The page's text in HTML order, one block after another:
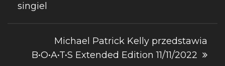
wpisu
singiel
Michael Patrick Kelly przedstawia
B•O•A•T•S Extended Edition 11/11/2022